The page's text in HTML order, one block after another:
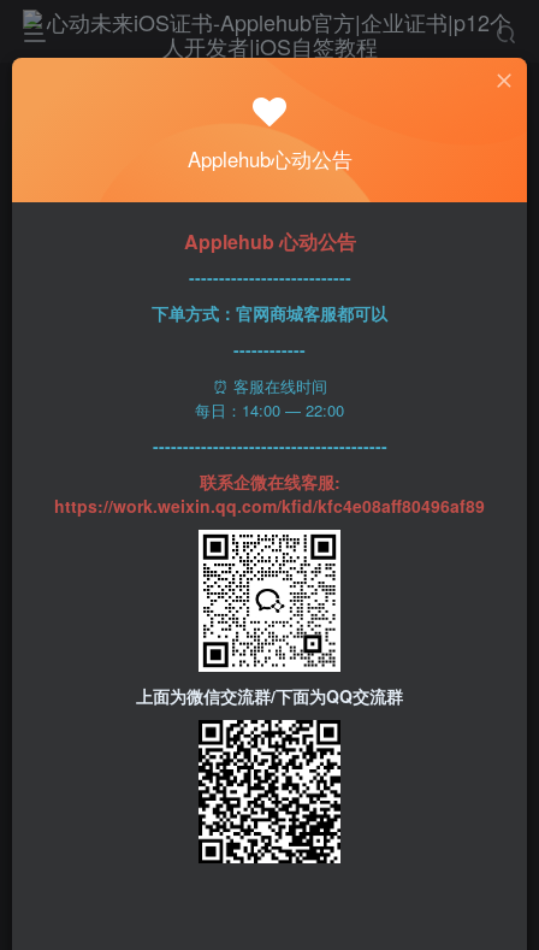
正文
Video Collage一款多视频拼贴应用！
lukai
#Video #付费限免 #精品限免
Video Collage】一款多视频拼贴应用！可以快速将聚会
旅游时的视频拼成九宫格，发朋友圈更有范儿～
▎ 软件价格：
18元→免费→中文→付费限免
Applehub心动公告
Applehub 心动公告
---------------------------
下单方式：官网商城客服都可以
------------
⏰ 客服在线时间
每日：14:00 — 22:00
---------------------------------------
联系企微在线客服:
https://work.weixin.qq.com/kfid/kfc4e08aff80496af89
上面为微信交流群/下面为QQ交流群